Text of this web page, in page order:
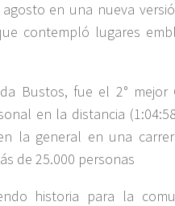
en una nueva
contempló lugares
Bustos, fue el 2° mejor
en la distancia
la general en una
de 25.000 personas
historia para la